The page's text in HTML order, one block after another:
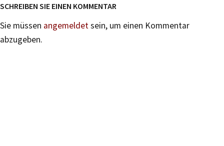
SCHREIBEN SIE EINEN KOMMENTAR
Sie müssen angemeldetsein, um einen Kommentar
abzugeben.